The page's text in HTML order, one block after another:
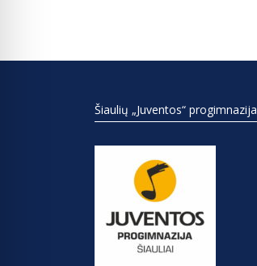
Šiaulių „Juventos“ progimnazija